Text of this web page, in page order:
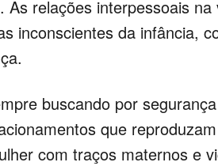
As relações interpessoais
inconscientes da infância,
buscando por
que
com traços maternos e